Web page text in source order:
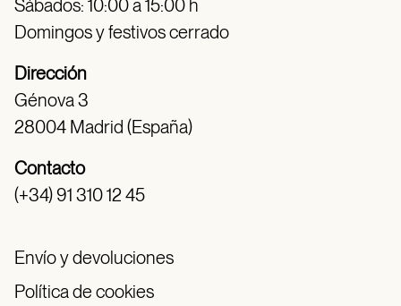
Sábados: 10:00 a 15:00 h
Domingos y festivos cerrado
Dirección
Génova 3
28004 Madrid (España)
Contacto
(+34) 91 310 12 45
Envío y devoluciones
Política de cookies